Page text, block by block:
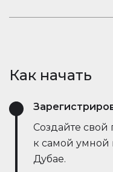
делая сделки
приложениями.
режиме реального
месте.
Как начать
Создайте свой
к самой
Дубае.